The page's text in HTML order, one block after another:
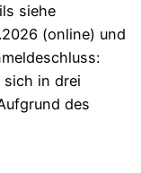
siehe
(online) und
sich in drei
des